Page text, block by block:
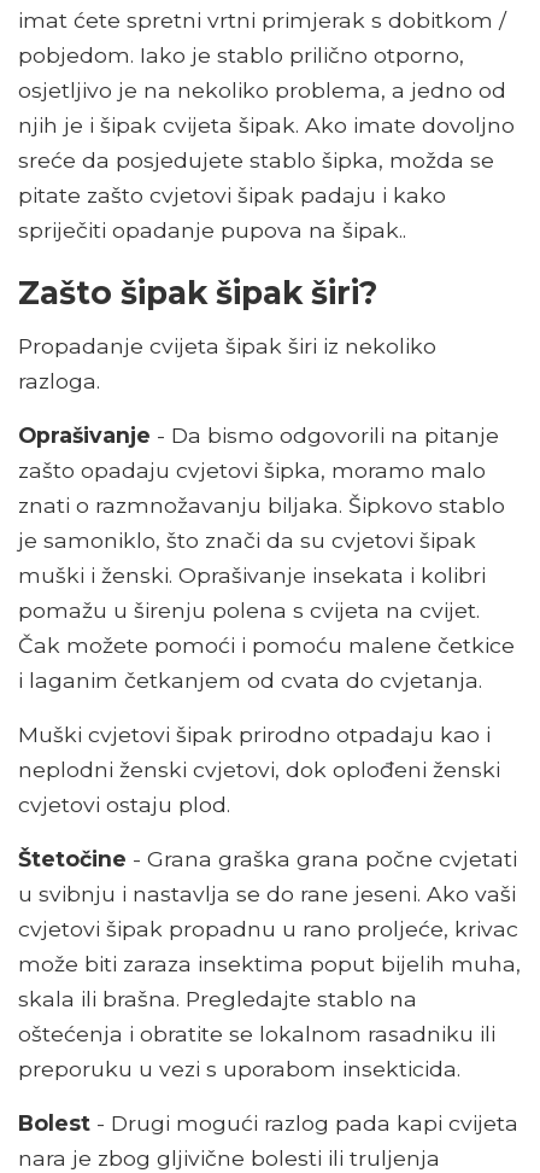
imat ćete spretni vrtni primjerak s dobitkom /
pobjedom. Iako je stablo prilično otporno,
osjetljivo je na nekoliko problema, a jedno od
njih je i šipak cvijeta šipak. Ako imate dovoljno
sreće da posjedujete stablo šipka, možda se
pitate zašto cvjetovi šipak padaju i kako
spriječiti opadanje pupova na šipak..
Zašto šipak šipak širi?
Propadanje cvijeta šipak širi iz nekoliko
razloga.
Oprašivanje - Da bismo odgovorili na pitanje
zašto opadaju cvjetovi šipka, moramo malo
znati o razmnožavanju biljaka. Šipkovo stablo
je samoniklo, što znači da su cvjetovi šipak
muški i ženski. Oprašivanje insekata i kolibri
pomažu u širenju polena s cvijeta na cvijet.
Čak možete pomoći i pomoću malene četkice
i laganim četkanjem od cvata do cvjetanja.
Muški cvjetovi šipak prirodno otpadaju kao i
neplodni ženski cvjetovi, dok oplođeni ženski
cvjetovi ostaju plod.
Štetočine - Grana graška grana počne cvjetati
u svibnju i nastavlja se do rane jeseni. Ako vaši
cvjetovi šipak propadnu u rano proljeće, krivac
može biti zaraza insektima poput bijelih muha,
skala ili brašna. Pregledajte stablo na
oštećenja i obratite se lokalnom rasadniku ili
preporuku u vezi s uporabom insekticida.
Bolest - Drugi mogući razlog pada kapi cvijeta
nara je zbog gljivične bolesti ili truljenja